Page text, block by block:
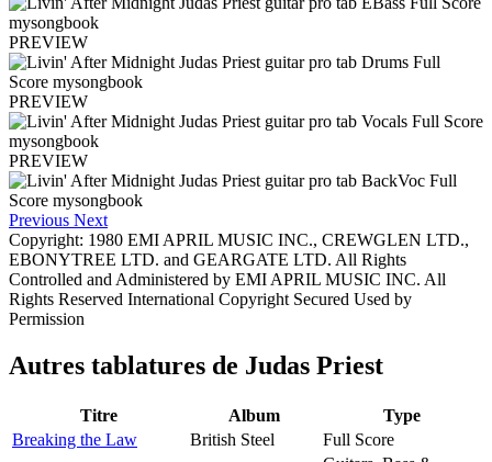
PREVIEW
PREVIEW
PREVIEW
Previous Next
Copyright: 1980 EMI APRIL MUSIC INC., CREWGLEN LTD.,
EBONYTREE LTD. and GEARGATE LTD. All Rights
Controlled and Administered by EMI APRIL MUSIC INC. All
Rights Reserved International Copyright Secured Used by
Permission
Autres tablatures de Judas Priest
Titre Album
Type
Breaking the Law
British Steel
Full Score